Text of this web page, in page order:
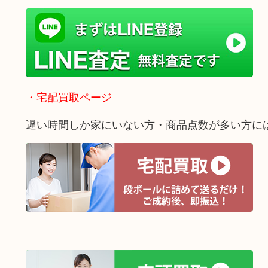
・宅配買取ページ
遅い時間しか家にいない方・商品点数が多い方に